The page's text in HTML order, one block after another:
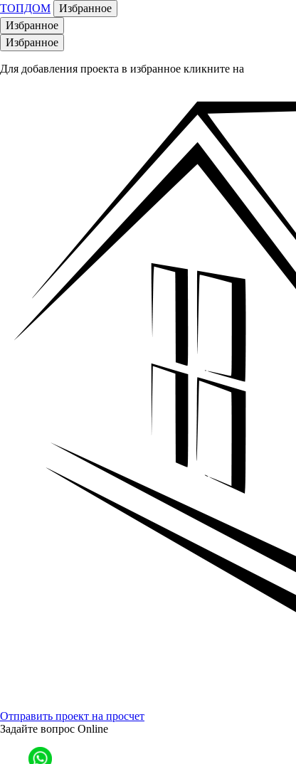
ТОПДОМ
Избранное
Избранное
Избранное
Для добавления проекта в избранное кликните на
Отправить проект на просчет
Задайте вопрос Online